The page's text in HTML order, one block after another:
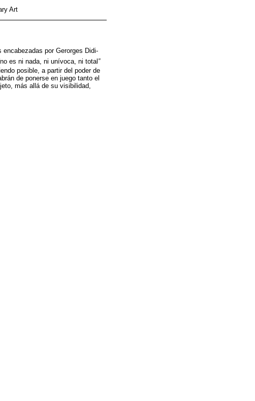
Art
por Gerorges Didi-
es ni nada, ni unívoca, ni total ”
posible, a partir del poder de
de ponerse en juego tanto el
más allá de su visibilidad,